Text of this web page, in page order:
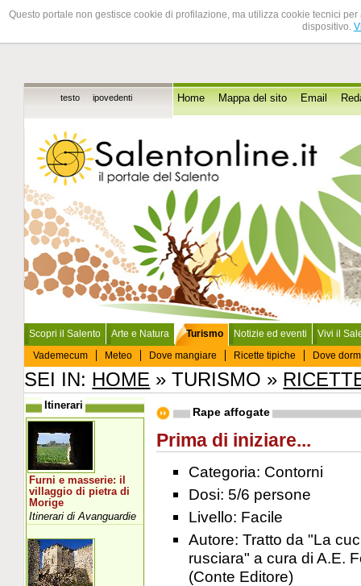
Questo portale non gestisce cookie di profilazione, ma utilizza cookie tecnici
dispositivo.
testo ipovedenti Home Mappa del sito Email
Scopri il Salento Arte e Natura
Turismo
Vademecum
Meteo Dove mangiare Ricette tipiche Dove
Notizie ed eventi Vivi il
SEI IN: HOME » TURISMO »
Rape affogate
Prima di iniziare...
Categoria: Contorni
Dosi: 5/6 persone
Livello: Facile
Autore: Tratto da "La
rusciara" a cura di A.E.
(Conte Editore)
Itinerari
Furni e masserie: il
villaggio di pietra di
Morige
Itinerari di Avanguardie